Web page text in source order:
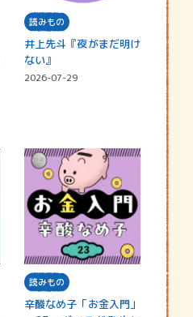
読みもの
井上先斗『夜がまだ明け
ない』
2026-07-29
読みもの
辛酸なめ子「お金入門」